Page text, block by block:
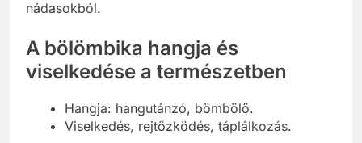
nádasokból.
A bölömbika hangja és
viselkedése a természetben
Hangja: hangutánzó, bömbölő.
Viselkedés, rejtőzködés, táplálkozás.